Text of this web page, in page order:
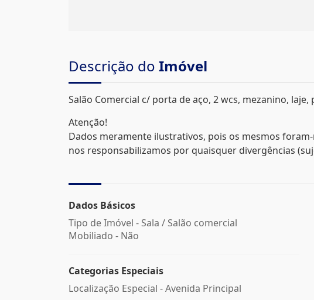
Descrição do Imóvel
Salão Comercial c/ porta de aço, 2 wcs, mezanino, laje,
Atenção!
Dados meramente ilustrativos, pois os mesmos
nos responsabilizamos por quaisquer divergências
Dados Básicos
Tipo de Imóvel - Sala / Salão comercial
Mobiliado - Não
Categorias Especiais
Localização Especial - Avenida Principal